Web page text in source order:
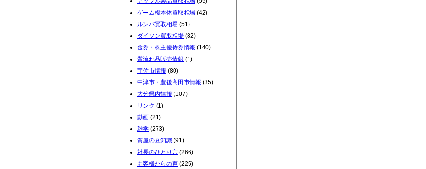
ゲーム機本体買取相場 (42)
ルンバ買取相場 (51)
ダイソン買取相場 (82)
金券・株主優待券情報 (140)
質流れ品販売情報 (1)
宇佐市情報 (80)
中津市・豊後高田市情報 (35)
大分県内情報 (107)
リンク (1)
動画 (21)
雑学 (273)
質屋の豆知識 (91)
社長のひとり言 (266)
お客様からの声 (225)